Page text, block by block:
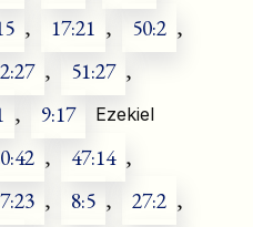
, 17:21 , 50:2 ,
, 51:27 ,
, 9:17 Ezekiel
, 47:14 ,
, 8:5 , 27:2 ,